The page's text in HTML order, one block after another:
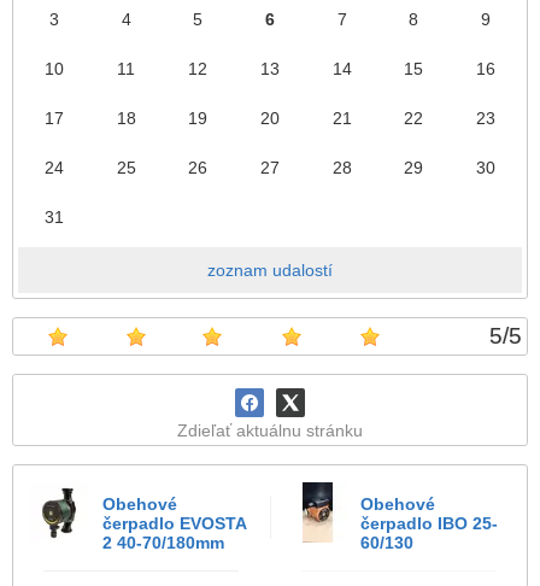
3 4 5 6 7 8 9
10 11 12 13 14 15 16
17 18 19 20 21 22 23
24 25 26 27 28 29 30
31
zoznam udalostí
5/5
Zdieľať aktuálnu stránku
Obehové
čerpadlo EVOSTA
2 40-70/180mm
Obehové
čerpadlo IBO 25-
60/130